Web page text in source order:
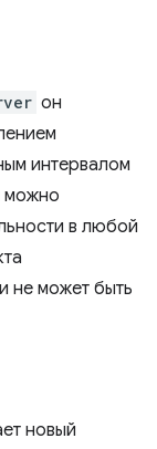
он
интервалом
можно
в любой
не может быть
новый